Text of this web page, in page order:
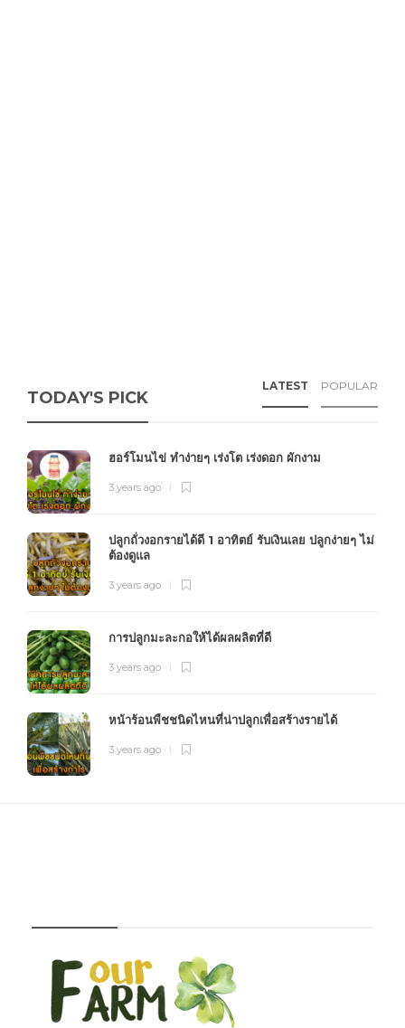
TODAY'S PICK
LATEST POPULAR
ฮอร์โมนไข่ ทำง่ายๆ เร่งโต เร่งดอก ผักงาม
3 years ago
ปลูกถั่วงอกรายได้ดี 1 อาทิตย์ รับเงินเลย ปลูกง่ายๆ ไม่
ต้องดูแล
3 years ago
การปลูกมะละกอให้ได้ผลผลิตที่ดี
3 years ago
หน้าร้อนพืชชนิดไหนที่น่าปลูกเพื่อสร้างรายได้
3 years ago